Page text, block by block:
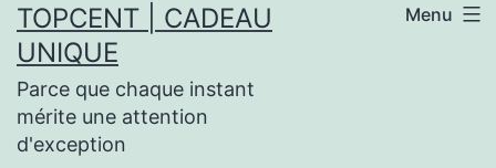
TOPCENT | CADEAU
UNIQUE
Parce que chaque instant
mérite une attention
d'exception
Menu